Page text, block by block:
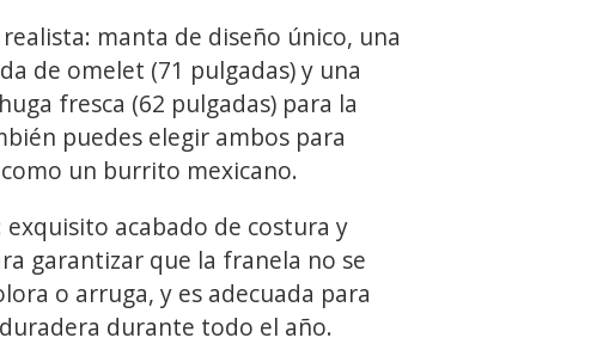
manta de diseño único, una
de omelet (71 pulgadas) y una
fresca (62 pulgadas) para la
puedes elegir ambos para
un burrito mexicano.
exquisito acabado de costura y
garantizar que la franela no se
o arruga, y es adecuada para
durante todo el año.